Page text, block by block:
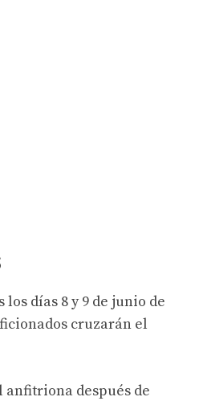
días 8 y 9 de junio de
cruzarán el
anfitriona después de